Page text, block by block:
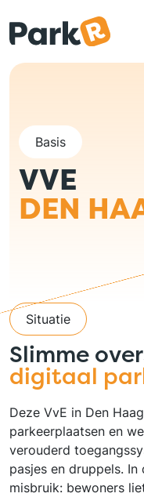
Basis
VVE
DEN
Situatie
Slimme
digitaal
Deze VvE in Den
parkeerplaatsen en
verouderd
pasjes en druppels.
misbruik: bewoners